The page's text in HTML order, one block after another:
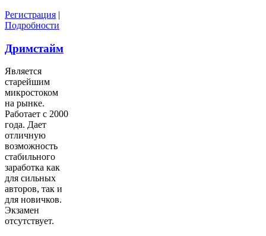
Регистрация |
Подробности
Дримстайм
Является
старейшим
микростоком
на рынке.
Работает с 2000
года. Дает
отличную
возможность
стабильного
заработка как
для сильных
авторов, так и
для новичков.
Экзамен
отсутствует.